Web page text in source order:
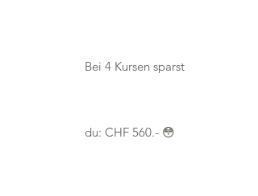
Bei 4 Kursen sparst
du: CHF 560.- 😳